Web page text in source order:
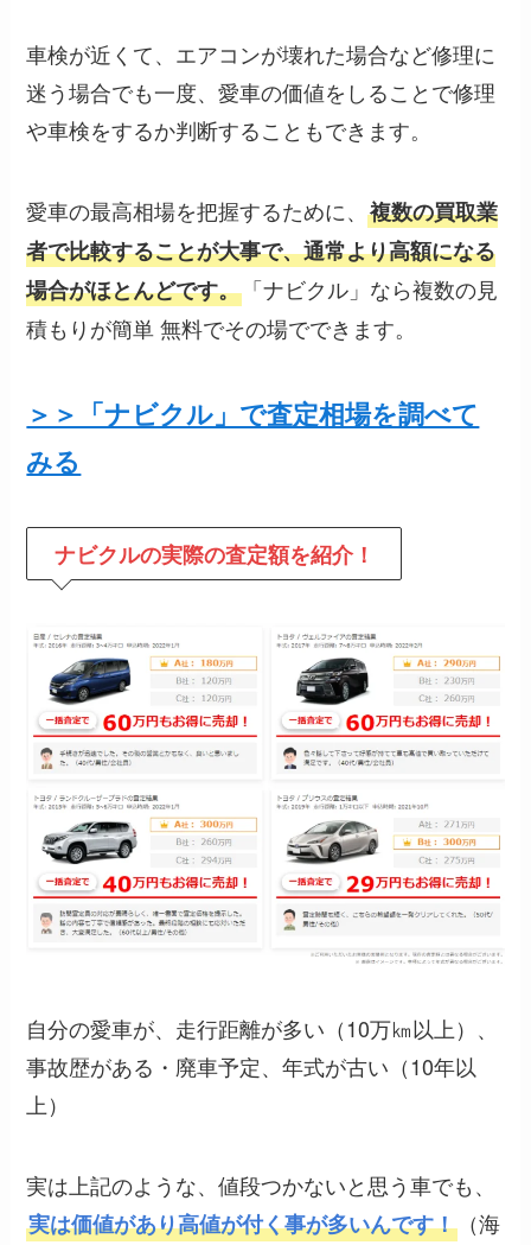
車検が近くて、エアコンが壊れた場合など修理に
迷う場合でも一度、愛車の価値をしることで修理
や車検をするか判断することもできます。
愛車の最高相場を把握するために、複数の買取業
者で比較することが大事で、通常より高額になる
場合がほとんどです。 「ナビクル」なら複数の見
積もりが簡単 無料でその場でできます。
＞＞「ナビクル」で査定相場を調べて
みる
ナビクルの実際の査定額を紹介！
自分の愛車が、走行距離が多い（10万㎞以上）、
事故歴がある・廃車予定、年式が古い（10年以
上）
実は上記のような、値段つかないと思う車でも、
実は価値があり高値が付く事が多いんです！ （海